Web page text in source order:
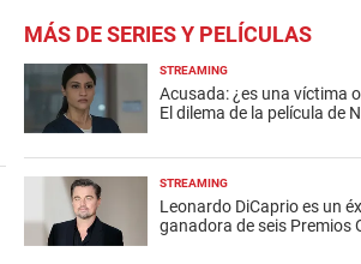
MÁS DE SERIES Y PELÍCULAS
STREAMING
Acusada: ¿es una víctima
El dilema de la película de
STREAMING
Leonardo DiCaprio es un
ganadora de seis Premios